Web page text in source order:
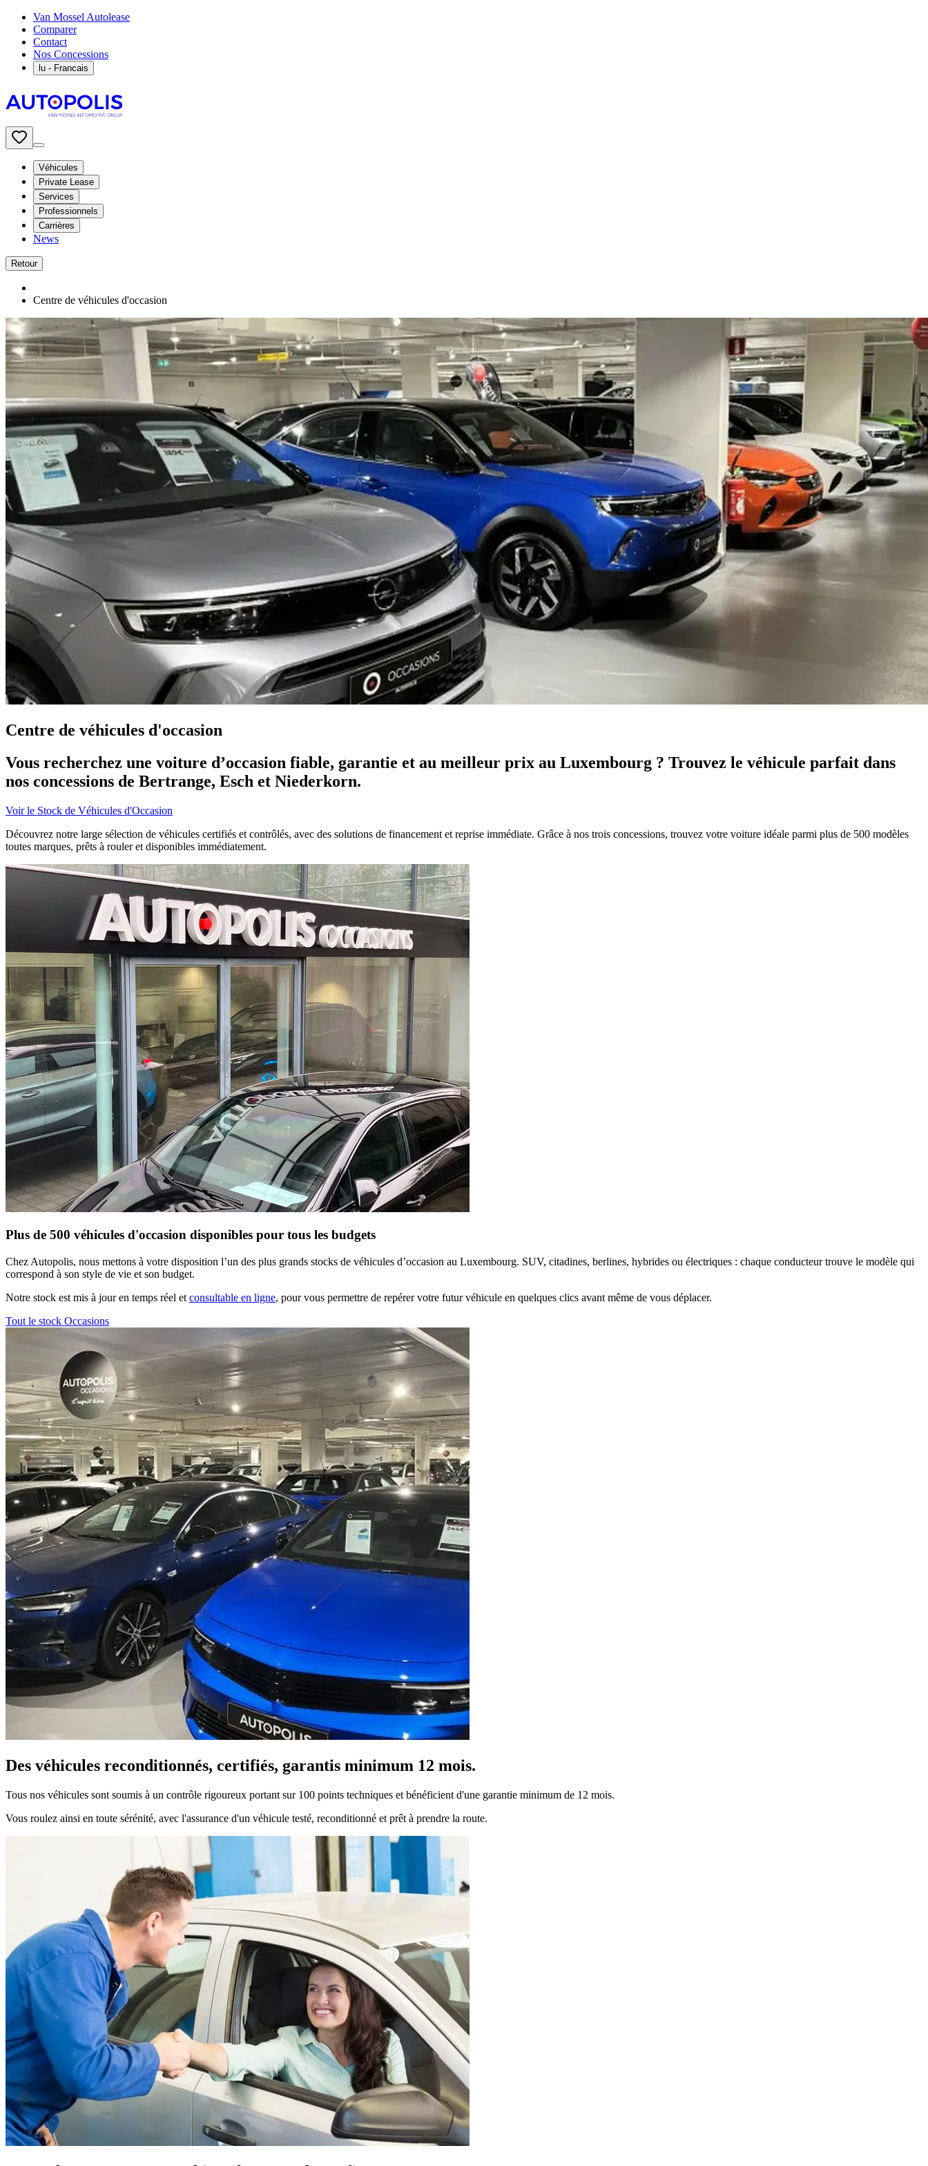
Van Mossel Autolease
Comparer
Contact
Nos Concessions
lu - Francais
Véhicules
Private Lease
Services
Professionnels
Carrières
News
Retour
Centre de véhicules d'occasion
Centre de véhicules d'occasion
Vous recherchez une voiture d’occasion fiable, garantie et au meilleur prix au Luxembourg ? Trouvez le véhicule parfait dans
nos concessions de Bertrange, Esch et Niederkorn.
Voir le Stock de Véhicules d'Occasion
Découvrez notre large sélection de véhicules certifiés et contrôlés, avec des solutions de financement et reprise immédiate. Grâce à nos trois concessions, trouvez votre voiture idéale parmi plus de 500 modèles
toutes marques, prêts à rouler et disponibles immédiatement.
Plus de 500 véhicules d'occasion disponibles pour tous les budgets
Chez Autopolis, nous mettons à votre disposition l’un des plus grands stocks de véhicules d’occasion au Luxembourg. SUV, citadines, berlines, hybrides ou électriques : chaque conducteur trouve le modèle qui
correspond à son style de vie et son budget.
Notre stock est mis à jour en temps réel et consultable en ligne, pour vous permettre de repérer votre futur véhicule en quelques clics avant même de vous déplacer.
Tout le stock Occasions
Des véhicules reconditionnés, certifiés, garantis minimum 12 mois.
Tous nos véhicules sont soumis à un contrôle rigoureux portant sur 100 points techniques et bénéficient d'une garantie minimum de 12 mois.
Vous roulez ainsi en toute sérénité, avec l'assurance d'un véhicule testé, reconditionné et prêt à prendre la route.